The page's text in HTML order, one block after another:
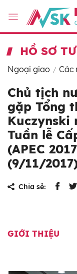
HỒ SƠ
Ngoại giao Các
Chủ tịch
gặp Tổng
Kuczynski
Tuần lễ
(APEC
(9/11/
Chia sẻ:
GIỚI THIỆU